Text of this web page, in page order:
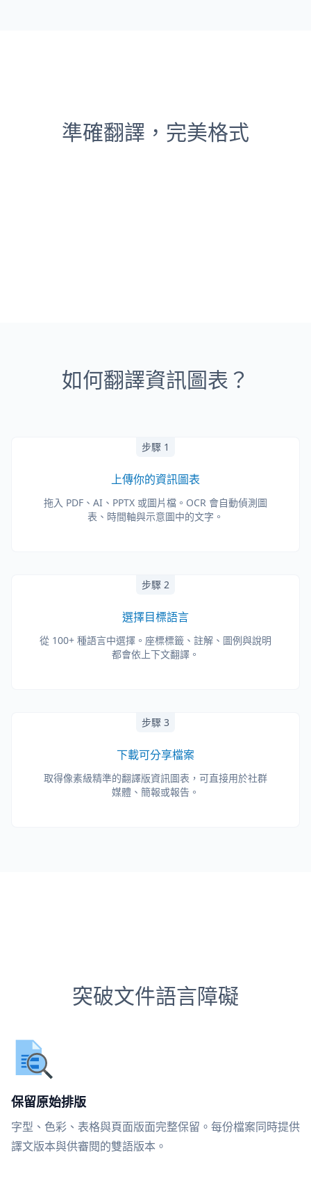
準確翻譯，完美格式
如何翻譯資訊圖表？
步驟 1
上傳你的資訊圖表
拖入 PDF、AI、PPTX 或圖片檔。OCR 會自動偵測圖
表、時間軸與示意圖中的文字。
步驟 2
選擇目標語言
從 100+ 種語言中選擇。座標標籤、註解、圖例與說明
都會依上下文翻譯。
步驟 3
下載可分享檔案
取得像素級精準的翻譯版資訊圖表，可直接用於社群
媒體、簡報或報告。
突破文件語言障礙
保留原始排版
字型、色彩、表格與頁面版面完整保留。每份檔案同時提供
譯文版本與供審閱的雙語版本。